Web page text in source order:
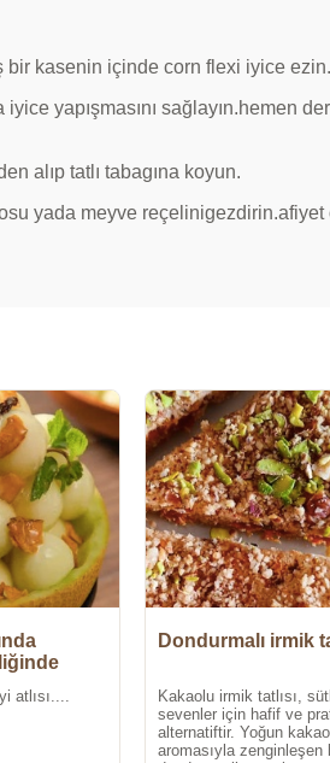
bir kasenin içinde corn flexi iyice ezin.
yapışmasını sağlayın.hemen
alıp tatlı tabagına koyun.
yada meyve reçelinigezdirin.afiyet
atlısı....
Dondurmalı irmik
Kakaolu irmik tatlısı,
sevenler için hafif ve
alternatiftir. Yoğun kakao
aromasıyla zenginleşen